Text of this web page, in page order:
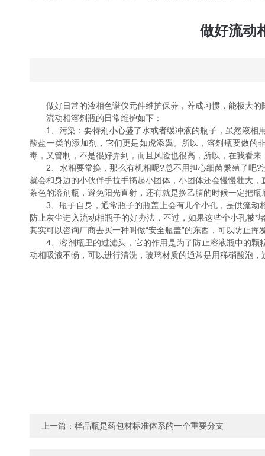
做好流动
做好日常的液相色谱仪元件维护保养，养成习惯，能极大的
流动相溶剂瓶的日常维护如下：
1、污染：要特别小心盛了水或者缓冲液的瓶子，虽然液相
酸盐一类的添加剂，它们更是如虎添翼。所以，溶剂瓶要做的
毒，又管制，不是很好弄到，而且风险也很高，所以，在我看
2、水相要常换，那么有机相呢?总不用担心细菌繁殖了吧?
就会和身边的小伙伴手拉手搞起小团体，小团体还会慢慢壮大
茶色的溶剂瓶，避免阳光直射，还有就是换乙腈的时候一定把
3、瓶子自身，通常瓶子的瓶盖上会有几个小孔，是供流动
防止灰尘进入流动相瓶子的好办法，不过，如果这些个小孔被
其实可以咨询厂商去买一种叫做“安全瓶盖”的东西，可以防止挥
4、溶剂瓶里的过滤头，它的作用是为了防止溶液瓶中的颗
动相吸液不畅，可以进行清洗，玻璃材质的通常是用稀硝酸泡
上一篇： 样品瓶是药包材标准体系的一个重要分支